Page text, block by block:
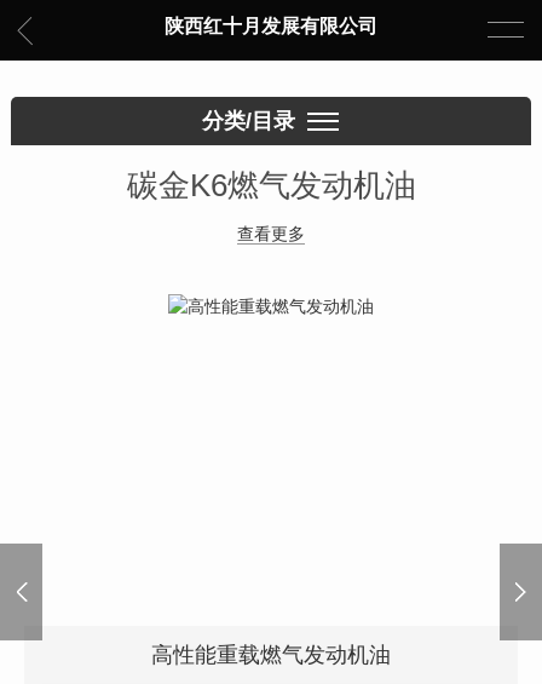
陕西红十月发展有限公司
分类/目录
碳金K6燃气发动机油
查看更多
高性能重载燃气发动机油